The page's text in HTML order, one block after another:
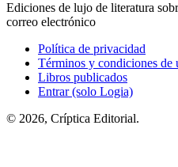
Ediciones de lujo de literatura
correo electrónico
Política de privacidad
Términos y condiciones de
Libros publicados
Entrar (solo Logia)
© 2026, Críptica Editorial.